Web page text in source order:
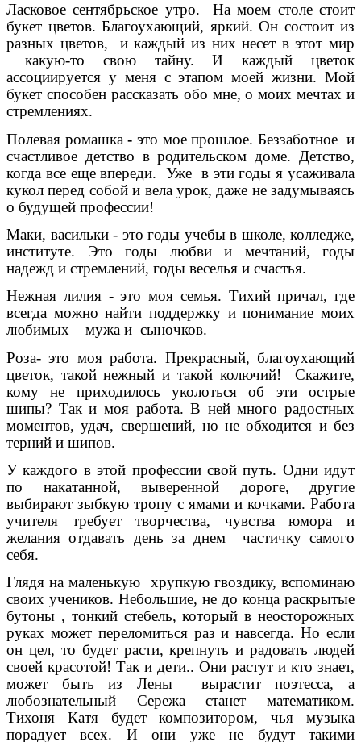
Ласковое сентябрьское утро. На моем столе стоит
букет цветов. Благоухающий, яркий. Он состоит из
разных цветов, и каждый из них несет в этот мир
какую-то свою тайну. И каждый цветок
ассоциируется у меня с этапом моей жизни. Мой
букет способен рассказать обо мне, о моих мечтах и
стремлениях.
Полевая ромашка- это мое прошлое. Беззаботное и
счастливое детство в родительском доме. Детство,
когда все еще впереди. Уже в эти годы я усаживала
кукол перед собой и вела урок, даже не задумываясь
о будущей профессии!
Маки, васильки - это годы учебы в школе, колледже,
институте. Это годы любви и мечтаний, годы
надежд и стремлений, годы веселья и счастья.
Нежная лилия - это моя семья. Тихий причал, где
всегда можно найти поддержку и понимание моих
любимых – мужа и сыночков.
Роза- это моя работа. Прекрасный, благоухающий
цветок, такой нежный и такой колючий! Скажите,
кому не приходилось уколоться об эти острые
шипы? Так и моя работа. В ней много радостных
моментов, удач, свершений, но не обходится и без
терний и шипов.
У каждого в этой профессии свой путь. Одни идут
по накатанной, выверенной дороге, другие
выбирают зыбкую тропу с ямами и кочками. Работа
учителя требует творчества, чувства юмора и
желания отдавать день за днем частичку самого
себя.
Глядя на маленькую хрупкую гвоздику, вспоминаю
своих учеников. Небольшие, не до конца раскрытые
бутоны , тонкий стебель, который в неосторожных
руках может переломиться раз и навсегда. Но если
он цел, то будет расти, крепнуть и радовать людей
своей красотой! Так и дети.. Они растут и кто знает,
может быть из Лены вырастит поэтесса, а
любознательный Сережа станет математиком.
Тихоня Катя будет композитором, чья музыка
порадует всех. И они уже не будут такими